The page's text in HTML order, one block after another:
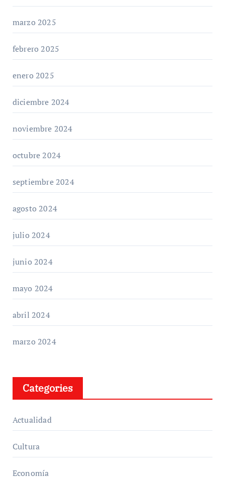
marzo 2025
febrero 2025
enero 2025
diciembre 2024
noviembre 2024
octubre 2024
septiembre 2024
agosto 2024
julio 2024
junio 2024
mayo 2024
abril 2024
marzo 2024
Categories
Actualidad
Cultura
Economía